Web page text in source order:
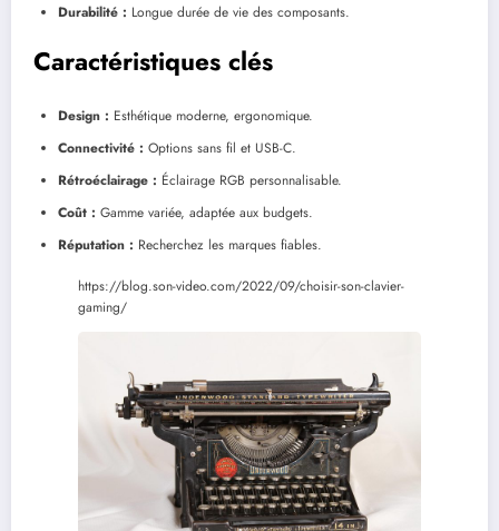
Durabilité : Longue durée de vie des composants.
Caractéristiques clés
Design : Esthétique moderne, ergonomique.
Connectivité : Options sans fil et USB-C.
Rétroéclairage : Éclairage RGB personnalisable.
Coût : Gamme variée, adaptée aux budgets.
Réputation : Recherchez les marques fiables.
https://blog.son-video.com/2022/09/choisir-son-clavier-
gaming/